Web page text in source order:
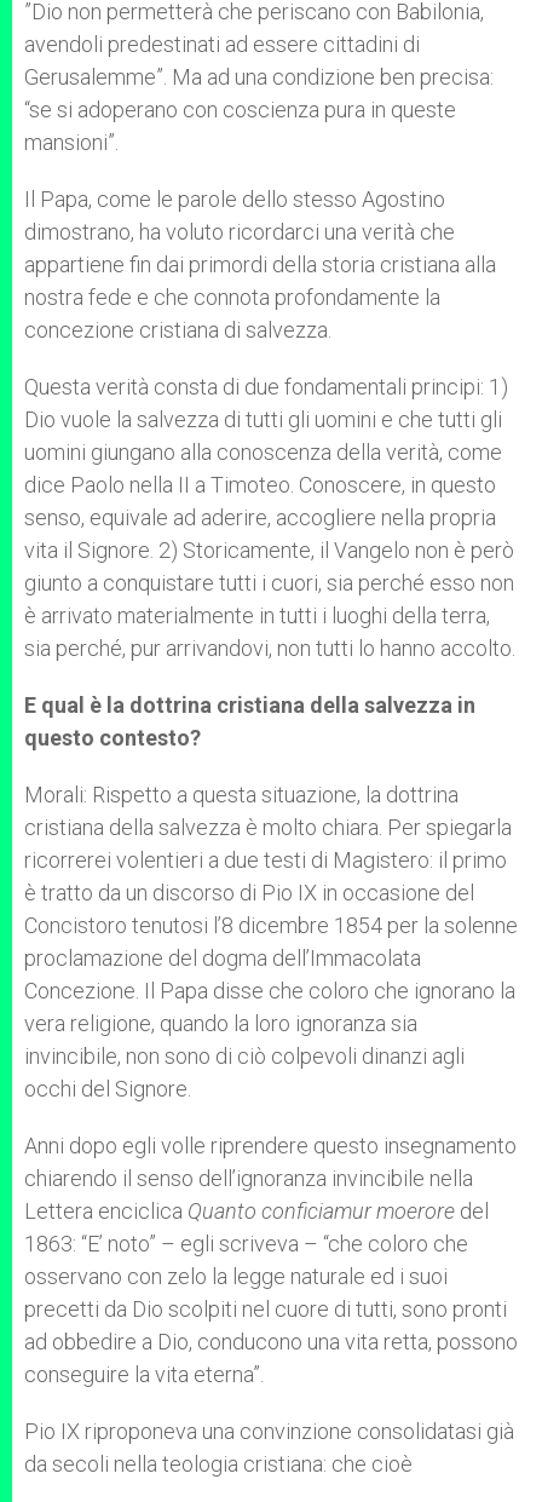
”Dio non permetterà che periscano con Babilonia,
avendoli predestinati ad essere cittadini di
Gerusalemme”. Ma ad una condizione ben precisa:
“se si adoperano con coscienza pura in queste
mansioni”.
Il Papa, come le parole dello stesso Agostino
dimostrano, ha voluto ricordarci una verità che
appartiene fin dai primordi della storia cristiana alla
nostra fede e che connota profondamente la
concezione cristiana di salvezza.
Questa verità consta di due fondamentali principi: 1)
Dio vuole la salvezza di tutti gli uomini e che tutti gli
uomini giungano alla conoscenza della verità, come
dice Paolo nella II a Timoteo. Conoscere, in questo
senso, equivale ad aderire, accogliere nella propria
vita il Signore. 2) Storicamente, il Vangelo non è però
giunto a conquistare tutti i cuori, sia perché esso non
è arrivato materialmente in tutti i luoghi della terra,
sia perché, pur arrivandovi, non tutti lo hanno accolto.
E qual è la dottrina cristiana della salvezza in
questo contesto?
Morali: Rispetto a questa situazione, la dottrina
cristiana della salvezza è molto chiara. Per spiegarla
ricorrerei volentieri a due testi di Magistero: il primo
è tratto da un discorso di Pio IX in occasione del
Concistoro tenutosi l’8 dicembre 1854 per la solenne
proclamazione del dogma dell’Immacolata
Concezione. Il Papa disse che coloro che ignorano la
vera religione, quando la loro ignoranza sia
invincibile, non sono di ciò colpevoli dinanzi agli
occhi del Signore.
Anni dopo egli volle riprendere questo insegnamento
chiarendo il senso dell’ignoranza invincibile nella
Lettera enciclica Quanto conficiamur moerore del
1863: “E’ noto” – egli scriveva – “che coloro che
osservano con zelo la legge naturale ed i suoi
precetti da Dio scolpiti nel cuore di tutti, sono pronti
ad obbedire a Dio, conducono una vita retta, possono
conseguire la vita eterna”.
Pio IX riproponeva una convinzione consolidatasi già
da secoli nella teologia cristiana: che cioè